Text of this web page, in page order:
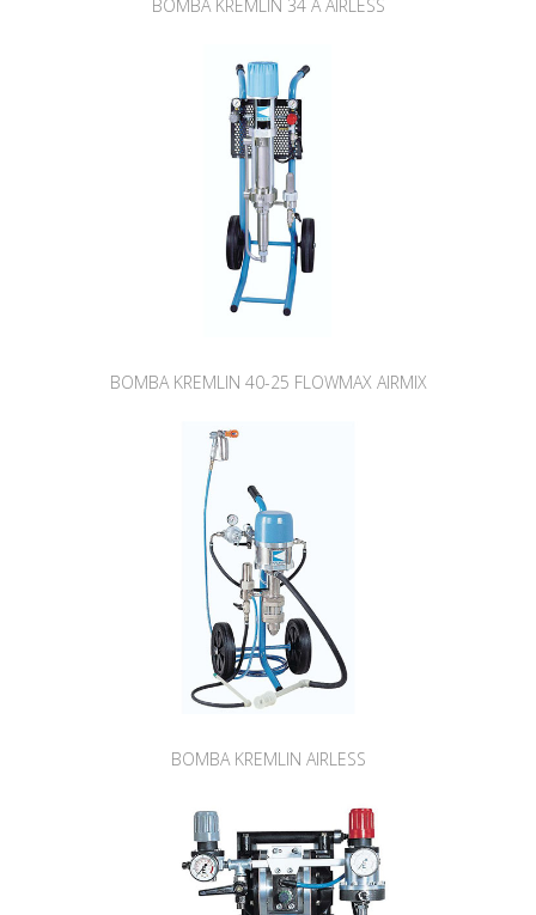
BOMBA KREMLIN 34 A AIRLESS
BOMBA KREMLIN 40-25 FLOWMAX AIRMIX
BOMBA KREMLIN AIRLESS